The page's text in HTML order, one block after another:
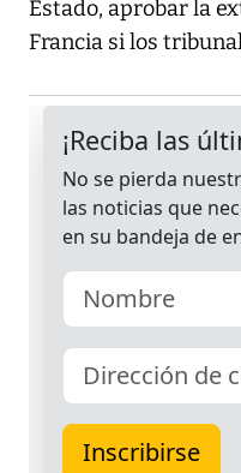
Estado, aprobar la
Francia si los